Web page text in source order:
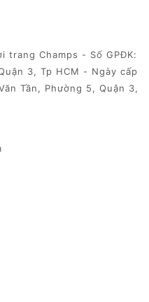
trang Champs - Số GPĐK:
3, Tp HCM - Ngày cấp
Tần, Phường 5, Quận 3,